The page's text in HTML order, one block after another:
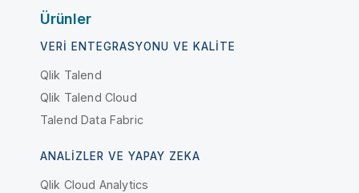
Ürünler
VERI ENTEGRASYONU VE KALITE
Qlik Talend
Qlik Talend Cloud
Talend Data Fabric
ANALIZLER VE YAPAY ZEKA
Qlik Cloud Analytics